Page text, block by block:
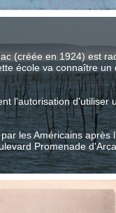
(créée en 1924) est
école va connaître
l'autorisation
les Américains
Promenade